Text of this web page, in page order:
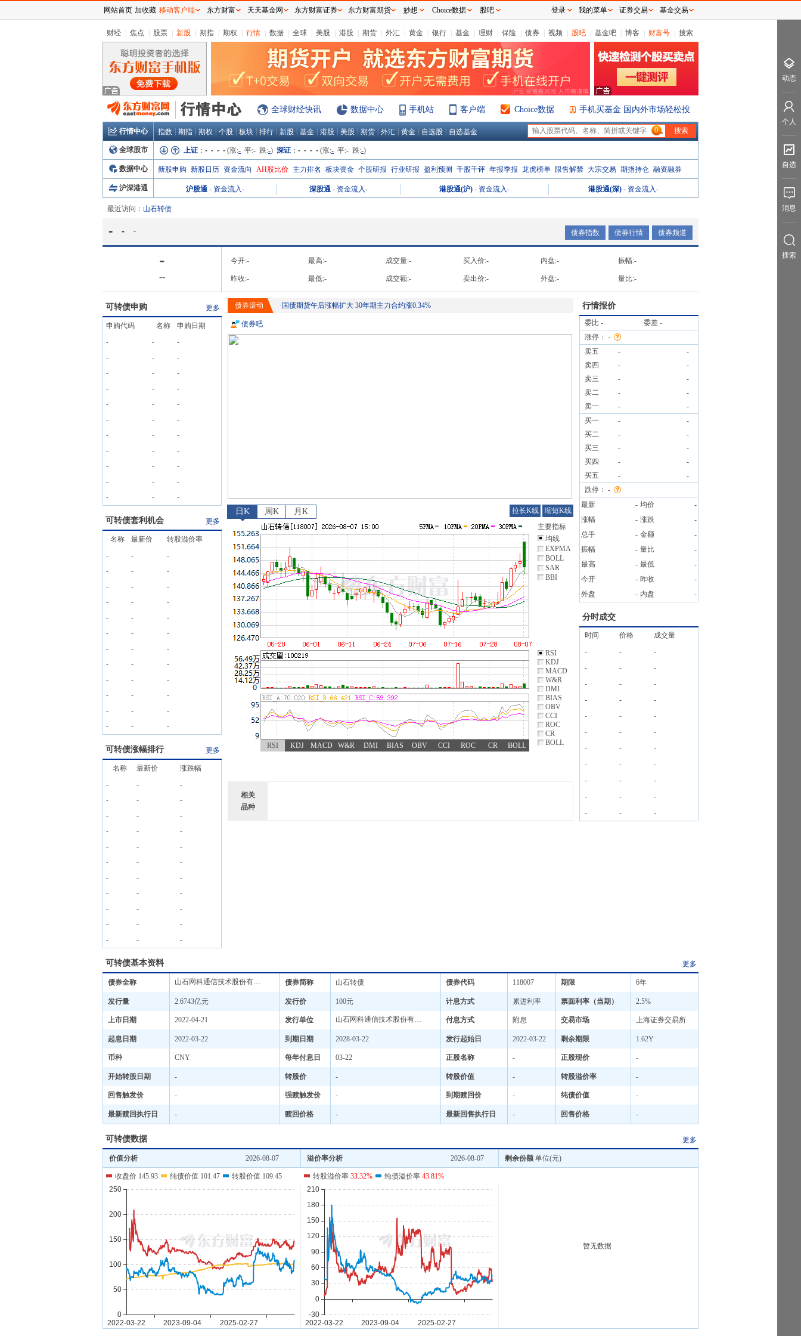
财经 焦点 股票 新股 期指 期权 行情 数据 全球 美股 港股 期货 外汇 黄金 银行 基金 理财 保险 债券 视频 股吧 基金吧 博客 财富号 搜索
全球财经快讯 数据中心 手机站 客户端 Choice数据 手机买基金 国内外市场轻松投
行情中心 指数 期指 期权 个股 板块 排行 新股 基金 港股 美股 期货 外汇 黄金 自选股 自选基金 0
全球股市 上证 ： - - - - (涨:- 平:- 跌:-) 深证 ： - - - - (涨:- 平:- 跌:-)
数据中心 新股申购 新股日历 资金流向 AH股比价 主力排名 板块资金 个股研报 行业研报 盈利预测 千股千评 年报季报 龙虎榜单 限售解禁 大宗交易 期指持仓 融资融券
沪深港通 沪股通 - 资金流入- 深股通 - 资金流入- 港股通(沪) - 资金流入- 港股通(深) - 资金流入-
最近访问： 山石转债
- - - 债券指数 债券行情 债券频道
-
--
今开:- 最高:- 成交量:- 买入价:- 内盘:- 振幅:-
昨收:- 最低:- 成交额:- 卖出价:- 外盘:- 量比:-
可转债申购 更多
申购代码 名称
申购日期
-
-
-
-
-
-
-
-
-
-
-
-
-
-
-
-
-
-
-
-
-
-
-
-
-
-
-
-
-
-
-
- -
可转债套利机会 更多
名称 最新价
转股溢价率
-
-
-
-
-
-
-
-
-
-
-
-
-
-
-
-
-
-
-
-
-
-
-
-
-
-
-
-
-
-
-
-
-
-
- -
可转债涨幅排行 更多
名称 最新价
涨跌幅
-
-
-
-
-
-
-
-
-
-
-
-
-
-
-
-
-
-
-
-
-
-
-
-
-
-
-
-
-
-
-
- -
债券滚动 · 国债期货午后涨幅扩大 30年期主力合约涨0.34%
债券吧
日K 周K 月K 拉长K线
缩短K线
主要指标
均线
EXPMA
BOLL
SAR
BBI
RSI
KDJ
MACD
W&R
DMI
BIAS
OBV
CCI
ROC
CR
BOLL
RSI KDJ MACD W&R DMI BIAS OBV CCI ROC CR BOLL
相关
品种
行情报价
委比 - 委差 -
涨停： -
卖五
-
-
卖四
-
-
卖三
-
-
卖二
-
-
卖一
-
-
买一
-
-
买二
-
-
买三
-
-
买四
-
-
买五
-
-
跌停： -
最新
- 均价
-
涨幅
- 涨跌
-
总手
- 金额
-
振幅
- 量比
-
最高
- 最低
-
今开
- 昨收
-
外盘
- 内盘 -
分时成交
时间 价格
成交量
-
-
-
-
-
-
-
-
-
-
-
-
-
-
-
-
-
-
-
-
-
-
-
-
-
-
-
-
-
-
-
- -
可转债基本资料 更多
债券全称 山石网科通信技术股份有限公司向不特定对象发行可转换公司债券 债券简称 山石转债 债券代码 118007 期限 6年
发行量 2.6743亿元 发行价 100元 计息方式 累进利率 票面利率（当期） 2.5%
上市日期 2022-04-21 发行单位 山石网科通信技术股份有限公司 付息方式 附息 交易市场 上海证券交易所
起息日期 2022-03-22 到期日期 2028-03-22 发行起始日 2022-03-22 剩余期限 1.62Y
币种 CNY 每年付息日 03-22 正股名称 - 正股现价 -
开始转股日期 - 转股价 - 转股价值 - 转股溢价率 -
回售触发价 - 强赎触发价 - 到期赎回价 - 纯债价值 -
最新赎回执行日 - 赎回价格 - 最新回售执行日 - 回售价格 -
可转债数据 更多
价值分析 2026-08-07 溢价率分析 2026-08-07 剩余份额 单位(元)
收盘价 145.93 纯债价值 101.47 转股价值 109.45 转股溢价率 33.32% 纯债溢价率 43.81%
暂无数据
网站首页 加收藏 移动客户端 东方财富 天天基金网 东方财富证券 东方财富期货 妙想 Choice数据 股吧 登录 我的菜单 证券交易 基金交易
动态
个人
自选
消息
搜索